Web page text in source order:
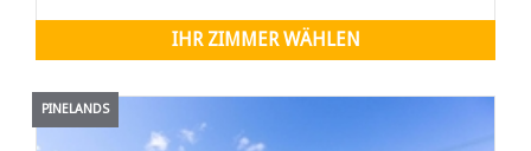
IHR ZIMMER WÄHLEN
PINELANDS